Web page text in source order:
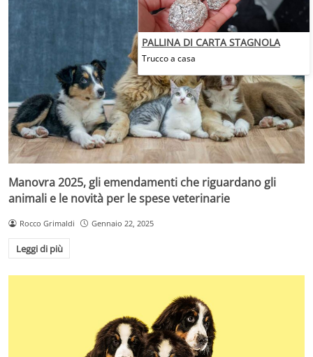
Manovra 2025, gli emendamenti che riguardano gli
animali e le novità per le spese veterinarie
Rocco Grimaldi Gennaio 22, 2025
Leggi di più
PALLINA DI CARTA STAGNOLA
Trucco a casa